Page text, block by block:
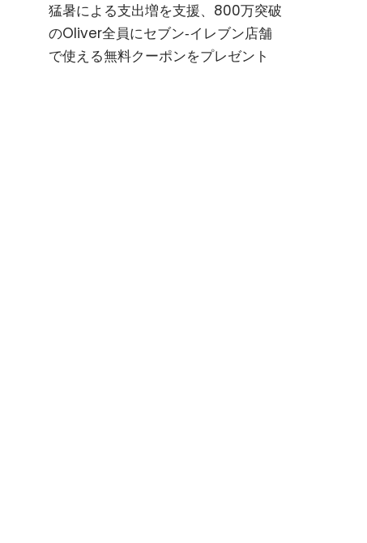
猛暑による支出増を支援、800万突破
のOliver全員にセブン‐イレブン店舗
で使える無料クーポンをプレゼント